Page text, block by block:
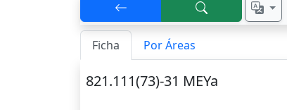
Ficha Por Áreas
821.111(73)-31 MEYa